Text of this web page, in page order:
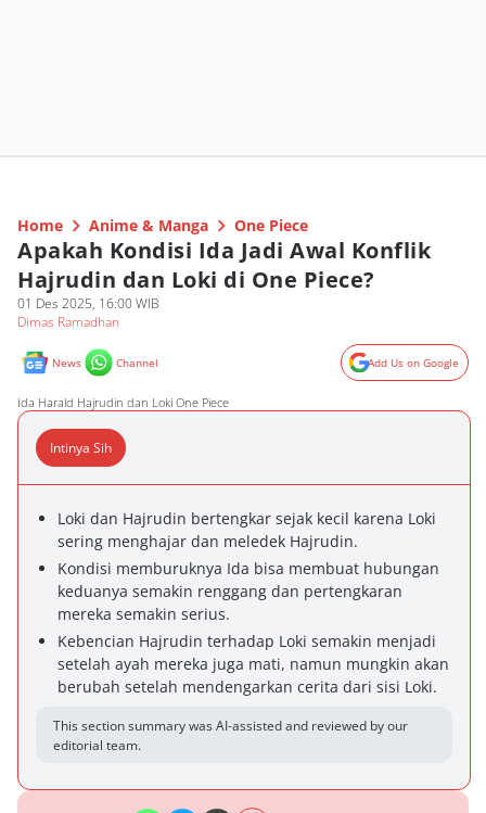
Home Anime & Manga One Piece
Apakah Kondisi Ida Jadi Awal Konflik
Hajrudin dan Loki di One Piece?
01 Des 2025, 16:00 WIB
Dimas Ramadhan
News Channel Add Us on Google
Ida Harald Hajrudin dan Loki One Piece
Intinya Sih
Loki dan Hajrudin bertengkar sejak kecil karena Loki
sering menghajar dan meledek Hajrudin.
Kondisi memburuknya Ida bisa membuat hubungan
keduanya semakin renggang dan pertengkaran
mereka semakin serius.
Kebencian Hajrudin terhadap Loki semakin menjadi
setelah ayah mereka juga mati, namun mungkin akan
berubah setelah mendengarkan cerita dari sisi Loki.
This section summary was AI-assisted and reviewed by our
editorial team.